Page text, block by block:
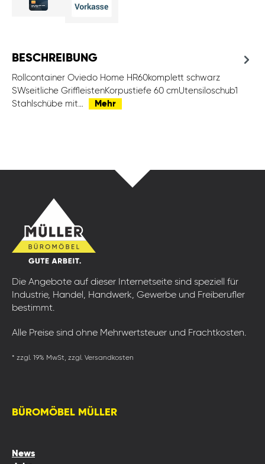
BESCHREIBUNG
Rollcontainer Oviedo Home HR60komplett schwarz
SWseitliche GriffleistenKorpustiefe 60 cmUtensiloschub1
Stahlschübe mit…
Mehr
Die Angebote auf dieser Internetseite sind speziell für
Industrie, Handel, Handwerk, Gewerbe und Freiberufler
bestimmt.
Alle Preise sind ohne Mehrwertsteuer und Frachtkosten.
* zzgl. 19% MwSt, zzgl. Versandkosten
BÜROMÖBEL MÜLLER
News